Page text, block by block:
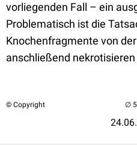
vorliegenden Fall – ein
Problematisch ist die
Knochenfragmente von
anschließend
© Copyright